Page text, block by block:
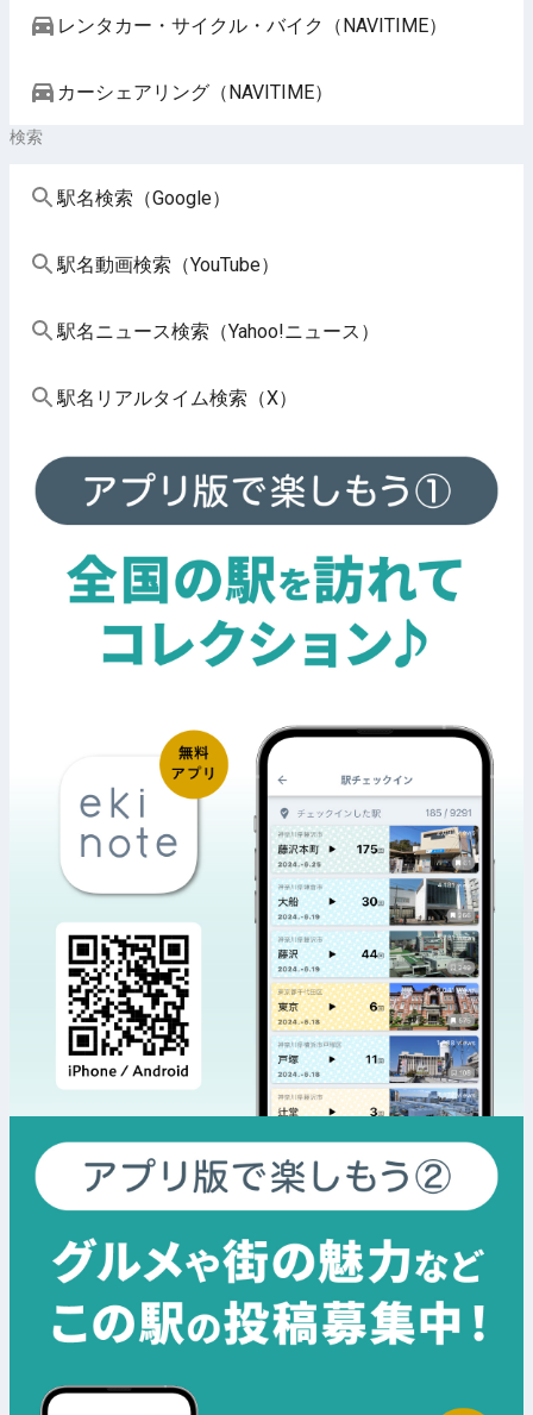
レンタカー・サイクル・バイク（NAVITIME）
カーシェアリング（NAVITIME）
検索
駅名検索（Google）
駅名動画検索（YouTube）
駅名ニュース検索（Yahoo!ニュース）
駅名リアルタイム検索（X）